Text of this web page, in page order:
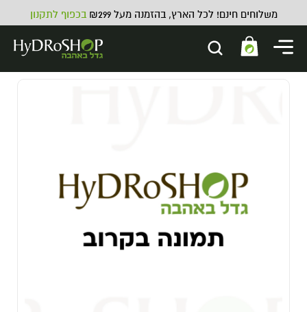
משלוחים חינם! לכל הארץ, בהזמנה מעל ₪299 בכפוף לתקנון
מברשת למגש TrimBin
19.00
ADD